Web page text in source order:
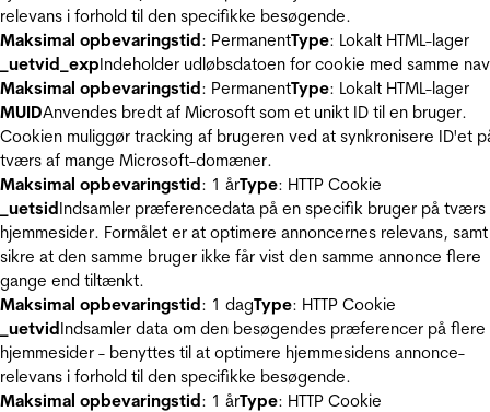
relevans i forhold til den specifikke besøgende.
Maksimal opbevaringstid: PermanentType: Lokalt HTML-lager
_uetvid_expIndeholder udløbsdatoen for cookie med samme
Maksimal opbevaringstid: PermanentType: Lokalt HTML-lager
MUIDAnvendes bredt af Microsoft som et unikt ID til en bruger.
Cookien muliggør tracking af brugeren ved at synkronisere ID'et
tværs af mange Microsoft-domæner.
Maksimal opbevaringstid: 1 årType: HTTP Cookie
_uetsidIndsamler præferencedata på en specifik bruger på tværs
hjemmesider. Formålet er at optimere annoncernes relevans, samt
sikre at den samme bruger ikke får vist den samme annonce flere
gange end tiltænkt.
Maksimal opbevaringstid: 1 dagType: HTTP Cookie
_uetvidIndsamler data om den besøgendes præferencer på flere
hjemmesider - benyttes til at optimere hjemmesidens annonce-
relevans i forhold til den specifikke besøgende.
Maksimal opbevaringstid: 1 årType: HTTP Cookie